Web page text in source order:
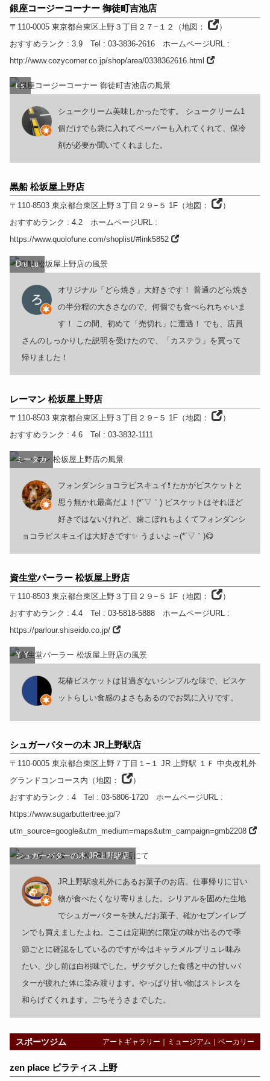
銀座コージーコーナー 御徒町吉池店
〒110-0005 東京都台東区上野３丁目２７−１２ （地図：
）
おすすめランク : 3.9 Tel : 03-3836-2616 ホームページURL:
http://www.cozycorner.co.jp/shop/area/0338362616.html
t s
シュークリーム美味しかったです。 シュークリーム1
個だけでも袋に入れてペーパーも入れてくれて、保冷
剤が必要か聞いてくれました。
黒船 松坂屋上野店
〒110-8503 東京都台東区上野３丁目２９−５ 1F（地図：
）
おすすめランク : 4.2 ホームページURL:
https://www.quolofune.com/shoplist/#link5852
Dru Lu
オリジナル「どら焼き」大好きです！ 普通のどら焼き
の半分程の大きさなので、何個でも食べられちゃいま
す！ この間、初めて「売切れ」に遭遇！ でも、店員
さんのしっかりした説明を受けたので、「カステラ」を買って
帰りました！
レーマン 松坂屋上野店
〒110-8503 東京都台東区上野３丁目２９−５ 1F（地図：
）
おすすめランク : 4.6 Tel : 03-3832-1111
ミータカ
フォンダンショコラビスキュイ❗ たかがビスケットと
思う無かれ最高だよ！(*´▽｀) ビスケットはそれほど
好きではないけれど、歯こぼれもよくてフォンダンシ
ョコラビスキュイは大好きです✨ うまいよ～(*´▽｀)😋
資生堂パーラー 松坂屋上野店
〒110-8503 東京都台東区上野３丁目２９−５ 1F（地図：
）
おすすめランク : 4.4 Tel : 03-5818-5888 ホームページURL:
https://parlour.shiseido.co.jp/
Y Y
花椿ビスケットは甘過ぎないシンプルな味で、ビスケ
ットらしい食感のよさもあるのでお気に入りです。
シュガーバターの木 JR上野駅店
〒110-0005 東京都台東区上野７丁目１−１ JR 上野駅 １Ｆ 中央改札外
グランドコンコース内 （地図：
）
おすすめランク : 4 Tel : 03-5806-1720 ホームページURL:
https://www.sugarbuttertree.jp/?
utm_source=google&utm_medium=maps&utm_campaign=gmb2208
シュガーバターの木 JR上野駅店
JR上野駅改札外にあるお菓子のお店。仕事帰りに甘い
物が食べたくなり寄りました。シリアルを固めた生地
でシュガーバターを挟んだお菓子、確かセブンイレブ
ンでも買えましたよね。ここは定期的に限定の味が出るので季
節ごとに確認をしているのですが今はキャラメルブリュレ味み
たい、少し前は白桃味でした。ザクザクした食感と中の甘いバ
ターが疲れた体に染み渡ります。やっぱり甘い物はストレスを
和らげてくれます。ごちそうさまでした。
スポーツジム アートギャラリー ミュージアム ｜ベーカリー
zen place ピラティス 上野